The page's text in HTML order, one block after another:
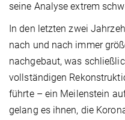
seine Analyse extrem
In den letzten zwei
nach und nach immer
nachgebaut, was
vollständigen
führte – ein Meilenstein
gelang es ihnen, die